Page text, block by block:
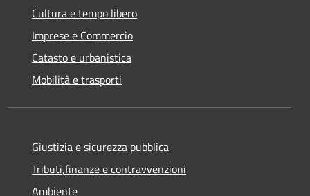
Cultura e tempo libero
Imprese e Commercio
Catasto e urbanistica
Mobilità e trasporti
Giustizia e sicurezza pubblica
Tributi,finanze e contravvenzioni
Ambiente